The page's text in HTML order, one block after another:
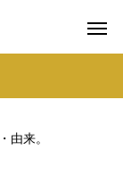
由来。